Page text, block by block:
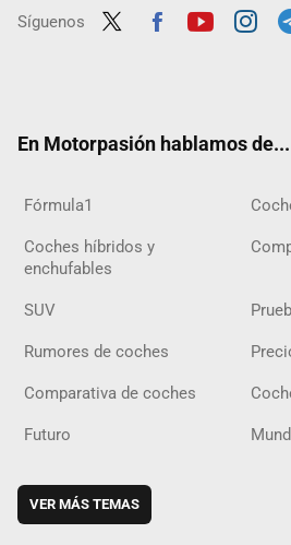
Síguenos
En Motorpasión hablamos de...
Fórmula1
Coches híbridos y
enchufables
SUV
Rumores de coches
Comparativa de coches
Futuro
VER MÁS TEMAS